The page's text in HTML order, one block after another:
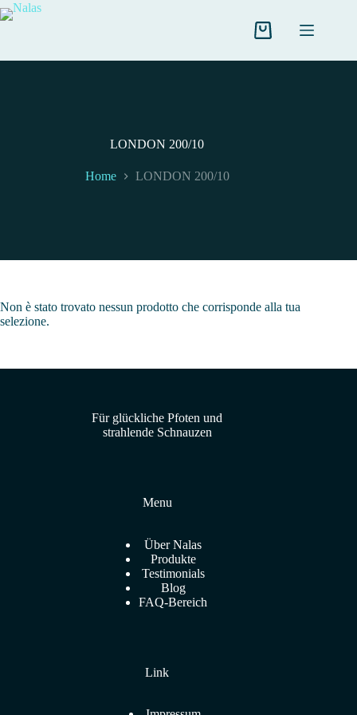
Salta
al
Carrello
LONDON 200/10
Home LONDON 200/10
Non è stato trovato nessun prodotto che corrisponde alla tua
selezione.
Für glückliche Pfoten und
strahlende Schnauzen
Menu
Über Nalas
Produkte
Testimonials
Blog
FAQ-Bereich
Link